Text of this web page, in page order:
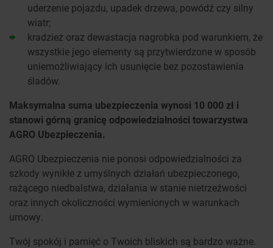
uderzenie pojazdu, upadek drzewa, powódź czy silny
wiatr;
kradzież oraz dewastacja nagrobka pod warunkiem, że
wszystkie jego elementy są przytwierdzone w sposób
uniemożliwiający ich usunięcie bez pozostawienia
śladów.
Maksymalna suma ubezpieczenia wynosi 10 000 zł i
stanowi górną granicę odpowiedzialności towarzystwa
AGRO Ubezpieczenia.
AGRO Ubezpieczenia nie ponosi odpowiedzialności za
szkody wynikłe z umyślnych działań ubezpieczonego,
rażącego niedbalstwa, działania w stanie nietrzeźwości
oraz innych okoliczności wymienionych w warunkach
umowy.
Twój spokój i pamięć o Twoich bliskich są bardzo ważne.